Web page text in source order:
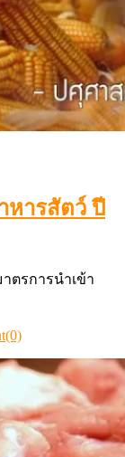
หารสัตว์ ปี
ตรการนำเข้า